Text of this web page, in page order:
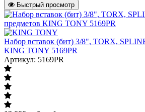
Быстрый просмотр
Набор вставок (бит) 3/8", TORX,
KING TONY 5169PR
Артикул: 5169PR